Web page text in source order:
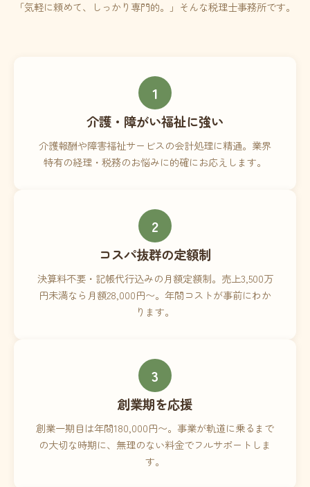
「気軽に頼めて、しっかり専門的。」そんな税理士事務所です。
1
介護・障がい福祉に強い
介護報酬や障害福祉サービスの会計処理に精通。業界
特有の経理・税務のお悩みに的確にお応えします。
2
コスパ抜群の定額制
決算料不要・記帳代行込みの月額定額制。売上3,500万
円未満なら月額28,000円〜。年間コストが事前にわか
ります。
3
創業期を応援
創業一期目は年間180,000円〜。事業が軌道に乗るまで
の大切な時期に、無理のない料金でフルサポートしま
す。